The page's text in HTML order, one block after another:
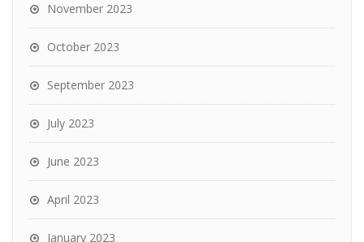
November 2023
October 2023
September 2023
July 2023
June 2023
April 2023
January 2023